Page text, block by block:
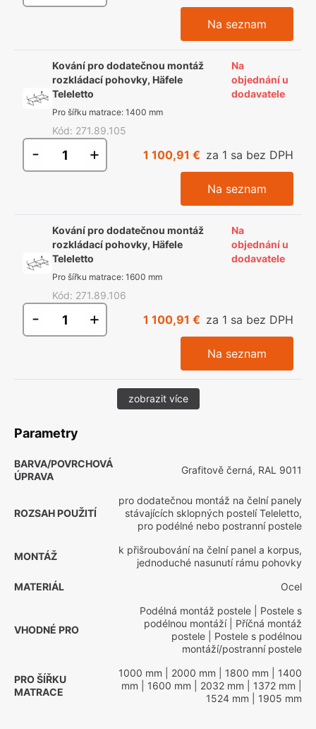
Na seznam
Kování pro dodatečnou montáž
rozkládací pohovky, Häfele
Teleletto
Pro šířku matrace: 1400 mm
Kód: 271.89.105
Na
objednání u
dodavatele
- + 1 100,91 € za 1 sa bez DPH
Na seznam
Kování pro dodatečnou montáž
rozkládací pohovky, Häfele
Teleletto
Pro šířku matrace: 1600 mm
Kód: 271.89.106
Na
objednání u
dodavatele
- + 1 100,91 € za 1 sa bez DPH
Na seznam
zobrazit více
Parametry
BARVA/POVRCHOVÁ
ÚPRAVA
Grafitově černá, RAL 9011
ROZSAH POUŽITÍ
pro dodatečnou montáž na čelní panely
stávajících sklopných postelí Teleletto,
pro podélné nebo postranní postele
MONTÁŽ
k přišroubování na čelní panel a korpus,
jednoduché nasunutí rámu pohovky
MATERIÁL
Ocel
VHODNÉ PRO
Podélná montáž postele | Postele s
podélnou montáží| Příčná montáž
postele | Postele s podélnou
montáží/postranní postele
PRO ŠÍŘKU
MATRACE
1000 mm | 2000 mm | 1800 mm | 1400
mm | 1600 mm | 2032 mm | 1372 mm
1524 mm | 1905 mm